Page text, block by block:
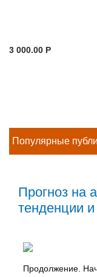
3 000.00 P
Популярные
Прогноз на
тенденции
Продолжение.